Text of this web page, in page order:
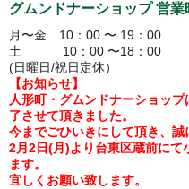
グムンドナーショップ 営業
月〜金 10：00 〜 19：00
土 10：00 〜18：00
(日曜日/祝日定休）
【お知らせ】
人形町・グムンドナーショッ
了させて頂きました。
今までごひいきにして頂き、誠
2月2日(月)より台東区蔵前にて
ます。
宜しくお願い致します。